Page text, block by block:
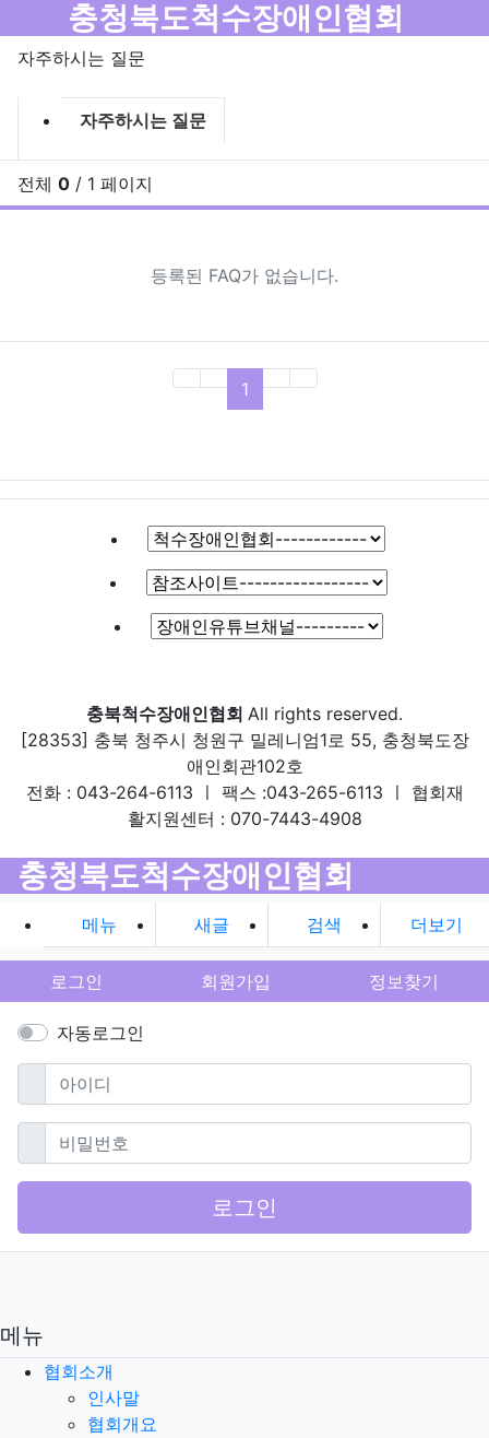
메뉴충청북도척수장애인협회
자주하시는 질문
자주하시는질문 분류 목록
현재 분류
자주하시는 질문
전체 0 / 1 페이지
등록된 FAQ가 없습니다.
1(current)
충북척수장애인협회 All rights reserved.
[28353] 충북 청주시 청원구 밀레니엄1로 55, 충청북도장
애인회관102호
전화 : 043-264-6113 ㅣ 팩스 :043-265-6113 ㅣ 협회재
활지원센터 : 070-7443-4908
충청북도척수장애인협회
메뉴 새글 검색 더보기
로그인 회원가입 정보찾기
자동로그인
아이디필수
비밀번호필수
로그인
메뉴
협회소개
인사말
협회개요